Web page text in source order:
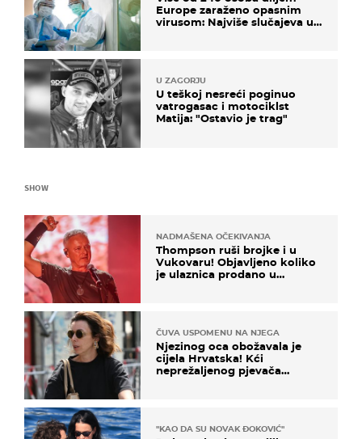
Europe zaraženo opasnim
virusom: Najviše slučajeva u
U ZAGORJU
U teškoj nesreći poginuo
vatrogasac i motociklst
Matija: "Ostavio je trag"
SHOW
NADMAŠENA OČEKIVANJA
Thompson ruši brojke i u
Vukovaru! Objavljeno koliko
je ulaznica prodano u
ČUVA USPOMENU NA NJEGA
Njezinog oca obožavala je
cijela Hrvatska! Kći
neprežaljenog pjevača
"KAO DA SU NOVAK ĐOKOVIĆ"